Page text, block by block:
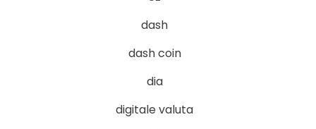
dash
dash coin
dia
digitale valuta